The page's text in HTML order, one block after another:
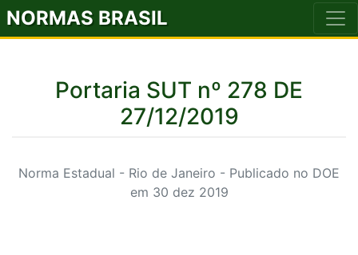
NORMAS BRASIL
Portaria SUT nº 278 DE
27/12/2019
Norma Estadual - Rio de Janeiro - Publicado no DOE
em 30 dez 2019